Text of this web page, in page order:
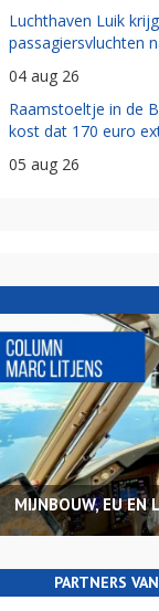
Luchthaven Luik
passagiersvluchten
04 aug 26
Raamstoeltje in de
kost dat 170 euro
05 aug 26
MIJNBOUW, EU EN
PARTNERS